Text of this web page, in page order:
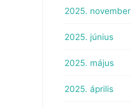
2025. november
2025. június
2025. május
2025. április